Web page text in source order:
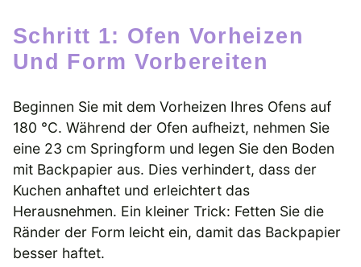
Schritt 1: Ofen Vorheizen
Und Form Vorbereiten
Beginnen Sie mit dem Vorheizen Ihres Ofens auf
180 °C. Während der Ofen aufheizt, nehmen Sie
eine 23 cm Springform und legen Sie den Boden
mit Backpapier aus. Dies verhindert, dass der
Kuchen anhaftet und erleichtert das
Herausnehmen. Ein kleiner Trick: Fetten Sie die
Ränder der Form leicht ein, damit das Backpapier
besser haftet.